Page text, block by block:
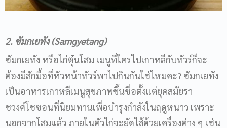
2. ซัมกเยทัง (Samgyetang)
ซัมกเยทัง หรือไก่ตุ๋นโสม เมนูที่ใครไปเกาหลีกับทัวร์ก็จะ
ต้องมีสักมื้อที่หัวหน้าทัวร์พาไปกินกันใช่ไหมคะ? ซัมกเยทัง
เป็นอาหารเกาหลีเมนูสุขภาพขึ้นชื่อตั้งแต่ยุคสมัยรา
ชวงศ์โชซอนที่นิยมทานเพื่อบำรุงกำลังในฤดูหนาว เพราะ
นอกจากโสมแล้ว ภายในตัวไก่จะยัดไส้ด้วยเครื่องต่าง ๆ เช่น